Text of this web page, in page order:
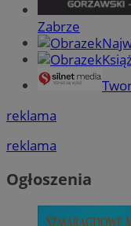
Zabrze
reklama
reklama
Ogłoszenia